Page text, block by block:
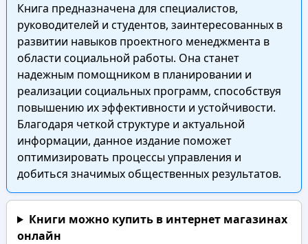
Книга предназначена для специалистов,
руководителей и студентов, заинтересованных в
развитии навыков проектного менеджмента в
области социальной работы. Она станет
надежным помощником в планировании и
реализации социальных программ, способствуя
повышению их эффективности и устойчивости.
Благодаря четкой структуре и актуальной
информации, данное издание поможет
оптимизировать процессы управления и
добиться значимых общественных результатов.
Книги можно купить в интернет магазинах
онлайн